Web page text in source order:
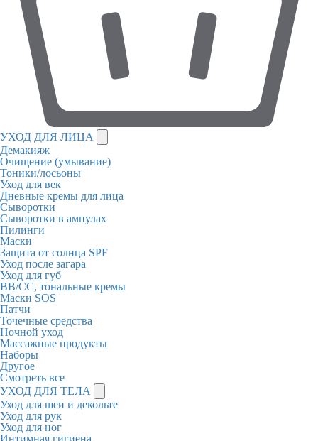
УХОД ДЛЯ ЛИЦА
Демакияж
Очищение (умывание)
Тоники/лосьоны
Уход для век
Дневные кремы для лица
Сыворотки
Сыворотки в ампулах
Пилинги
Маски
Защита от солнца SPF
Уход после загара
Уход для губ
BB/CC, тональные кремы
Маски SOS
Патчи
Точечные средства
Ночной уход
Массажные продукты
Наборы
Другое
Смотреть все
УХОД ДЛЯ ТЕЛА
Уход для шеи и декольте
Уход для рук
Уход для ног